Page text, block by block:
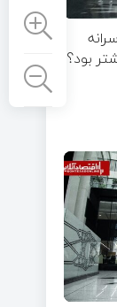
بود؟